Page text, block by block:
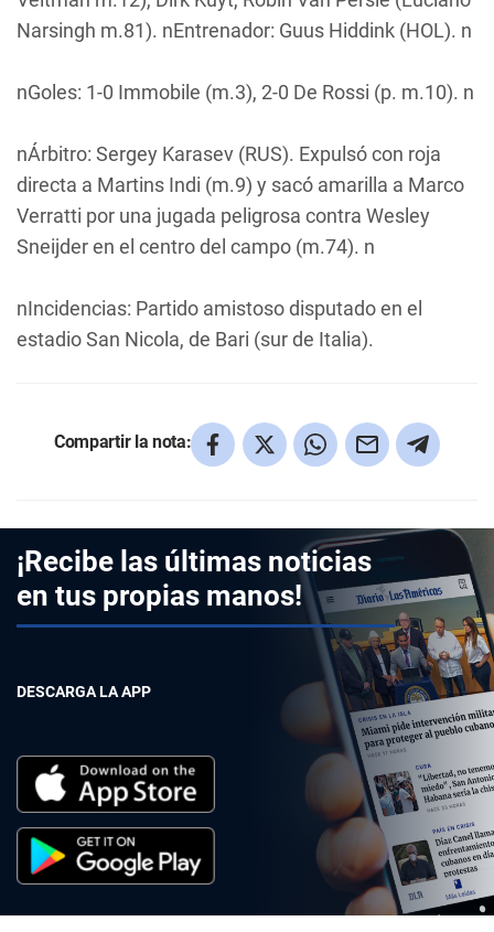
Narsingh m.81). nEntrenador: Guus Hiddink (HOL). n
nGoles: 1-0 Immobile (m.3), 2-0 De Rossi (p. m.10). n
nÁrbitro: Sergey Karasev (RUS). Expulsó con roja
directa a Martins Indi (m.9) y sacó amarilla a Marco
Verratti por una jugada peligrosa contra Wesley
Sneijder en el centro del campo (m.74). n
nIncidencias: Partido amistoso disputado en el
estadio San Nicola, de Bari (sur de Italia).
Compartir la nota:
¡Recibe las últimas noticias
en tus propias manos!
DESCARGA LA APP